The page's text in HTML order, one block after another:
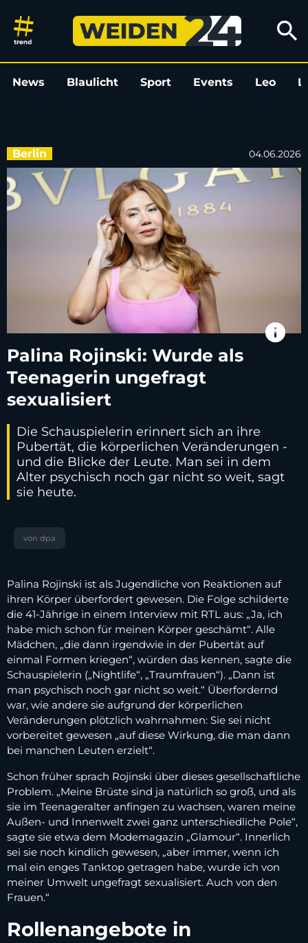
Palina Rojinski: Wurde als
search
News Blaulicht Sport Events Leo
Berlin 04.06.2026
info
Palina Rojinski: Wurde als
Teenagerin ungefragt
sexualisiert
Die Schauspielerin erinnert sich an ihre
Pubertät, die körperlichen Veränderungen -
und die Blicke der Leute. Man sei in dem
Alter psychisch noch gar nicht so weit, sagt
sie heute.
von dpa
Palina Rojinski ist als Jugendliche von Reaktionen auf
ihren Körper überfordert gewesen. Die Folge schilderte
die 41-Jährige in einem Interview mit RTL aus: „Ja, ich
habe mich schon für meinen Körper geschämt“. Alle
Mädchen, „die dann irgendwie in der Pubertät auf
einmal Formen kriegen“, würden das kennen, sagte die
Schauspielerin („Nightlife“, „Traumfrauen“). „Dann ist
man psychisch noch gar nicht so weit.“ Überfordernd
war, wie andere sie aufgrund der körperlichen
Veränderungen plötzlich wahrnahmen: Sie sei nicht
vorbereitet gewesen „auf diese Wirkung, die man dann
bei manchen Leuten erzielt“.
Schon früher sprach Rojinski über dieses gesellschaftliche
Problem. „Meine Brüste sind ja natürlich so groß, und als
sie im Teenageralter anfingen zu wachsen, waren meine
Außen- und Innenwelt zwei ganz unterschiedliche Pole“,
sagte sie etwa dem Modemagazin „Glamour“. Innerlich
sei sie noch kindlich gewesen, „aber immer, wenn ich
mal ein enges Tanktop getragen habe, wurde ich von
meiner Umwelt ungefragt sexualisiert. Auch von den
Frauen.“
Rollenangebote in